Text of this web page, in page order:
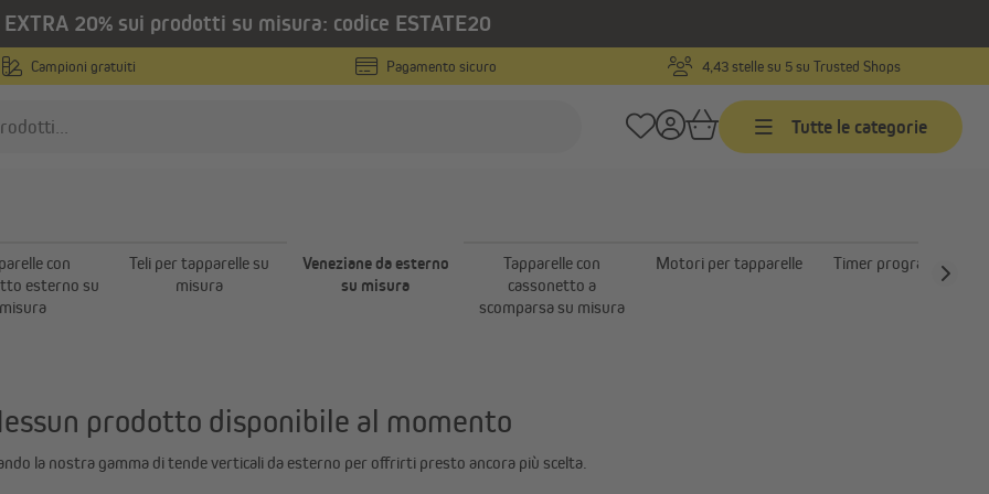
EXTRA 20% sui prodotti su misura: codice ESTATE20
Campioni gratuiti Pagamento sicuro 4,43 stelle su 5 su Trusted Shops
Tutte le categorie
Zanzariere su misura
Zanzariere in misure standard
Zanzariere per porte finestre
Tapparelle con cassonetto
esterno su misura
Teli per tapparelle su misura
Motori per tapparelle
Timer programmabili
Tende da sole su misura
Tende a rullo esterne | Tende
da esterno su misura
con
esterno su
misura
Teli per tapparelle su
misura
Veneziane da esterno
su misura
Tapparelle con
cassonetto a
scomparsa su misura
Motori per tapparelle Timer programmabili
prodotto disponibile al momento
la nostra gamma di tende verticali da esterno per offrirti presto ancora più scelta.